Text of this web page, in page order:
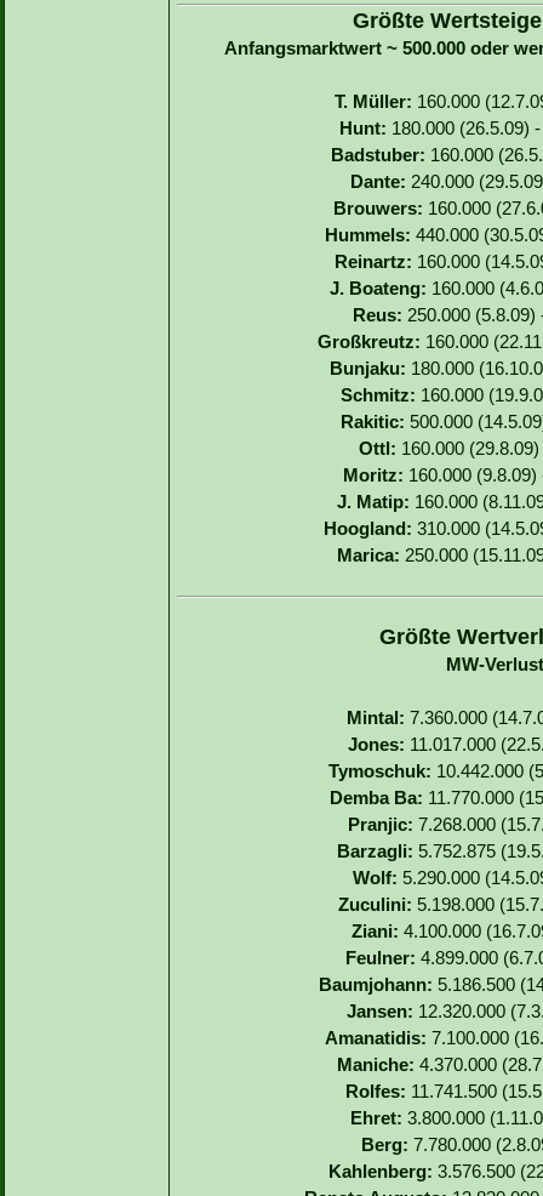
Größte
Anfangsmarktwert ~ 500.000 oder
T. Müller: 160.000
Hunt: 180.000 (26.5.09)
Badstuber: 160.000
Dante: 240.000
Brouwers: 160.000
Hummels: 440.000
Reinartz: 160.000
J. Boateng: 160.000
Reus: 250.000
Großkreutz: 160.000
Bunjaku: 180.000
Schmitz: 160.000
Rakitic:500.000
Ottl: 160.000
Moritz: 160.000
J. Matip: 160.000
Hoogland: 310.000
Marica: 250.000
Größte
MW-
Mintal: 7.360.000
Jones: 11.017.000
Tymoschuk: 10.442.000
Demba Ba: 11.770.000
Pranjic: 7.268.000
Barzagli:5.752.875
Wolf:5.290.000
Zuculini:5.198.000
Ziani:4.100.000
Feulner: 4.899.000
Baumjohann: 5.186.500
Jansen: 12.320.000
Amanatidis: 7.100.000
Maniche: 4.370.000
Rolfes: 11.741.500
Ehret: 3.800.000
Berg: 7.780.000
Kahlenberg: 3.576.500